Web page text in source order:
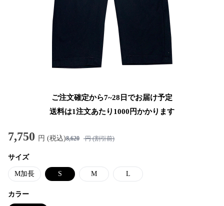
ご注文確定から7~28日でお届け予定
送料は1注文あたり 1000 円かかります
7,750 円 (税込)8,620 円 (割引前)
サイズ
M加長 S M L
カラー